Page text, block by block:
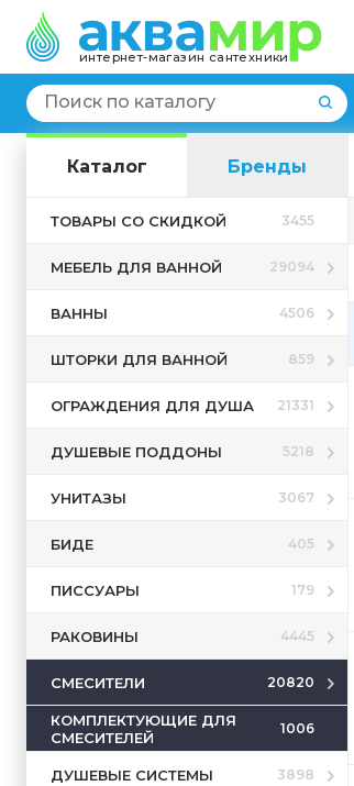
интернет-магазин сантехники
Каталог Бренды
ТОВАРЫ СО СКИДКОЙ 3455
МЕБЕЛЬ ДЛЯ ВАННОЙ 29094
ВАННЫ 4506
ШТОРКИ ДЛЯ ВАННОЙ 859
ОГРАЖДЕНИЯ ДЛЯ ДУША 21331
ДУШЕВЫЕ ПОДДОНЫ 5218
УНИТАЗЫ 3067
БИДЕ 405
ПИССУАРЫ 179
РАКОВИНЫ 4445
СМЕСИТЕЛИ 20820
КОМПЛЕКТУЮЩИЕ ДЛЯ
СМЕСИТЕЛЕЙ
1006
ДУШЕВЫЕ СИСТЕМЫ 3898